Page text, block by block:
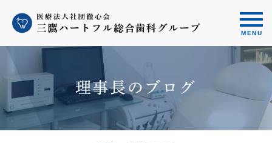
理事長のブログ